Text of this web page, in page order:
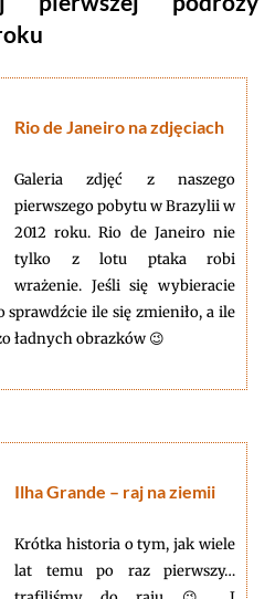
Rio de Janeiro na zdjęciach
Galeria zdjęć z naszego
pierwszego pobytu w Brazylii w
2012 roku. Rio de Janeiro nie
tylko z lotu ptaka robi
wrażenie. Jeśli się wybieracie
ile się zmieniło, a ile
ładnych obrazków 😉
Ilha Grande – raj na ziemii
Krótka historia o tym, jak wiele
lat temu po raz pierwszy…